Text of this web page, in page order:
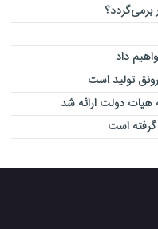
داد
تولید است
دولت ارائه شد
است